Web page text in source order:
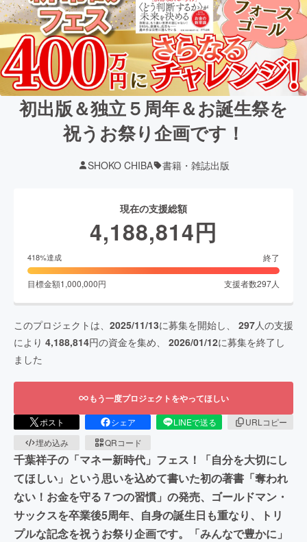
初出版＆独立５周年＆お誕生祭を
祝うお祭り企画です！
SHOKO CHIBA 書籍・雑誌出版
現在の支援総額
4,188,814円
418%達成 終了
目標金額1,000,000円 支援者数297人
このプロジェクトは、 2025/11/13に募集を開始し、 297人の支援
により 4,188,814円の資金を集め、 2026/01/12に募集を終了し
ました
もう一度プロジェクトをやってほしい
ポスト シェア LINEで送る
URLコピー
埋め込み
QRコード
千葉祥子の「マネー新時代」フェス！「自分を大切にし
てほしい」という思いを込めて書いた初の著書「奪われ
ない！お金を守る７つの習慣」の発売、ゴールドマン・
サックスを卒業後5周年、自身の誕生日も重なり、トリ
プルな記念を祝うお祭り企画です。「みんなで豊かに」